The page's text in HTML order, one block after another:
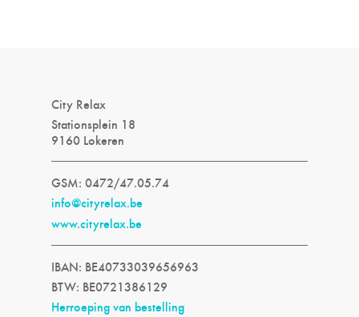
City Relax
Stationsplein 18
9160 Lokeren
GSM: 0472/47.05.74
info@cityrelax.be
www.cityrelax.be
IBAN: BE40733039656963
BTW: BE0721386129
Herroeping van bestelling